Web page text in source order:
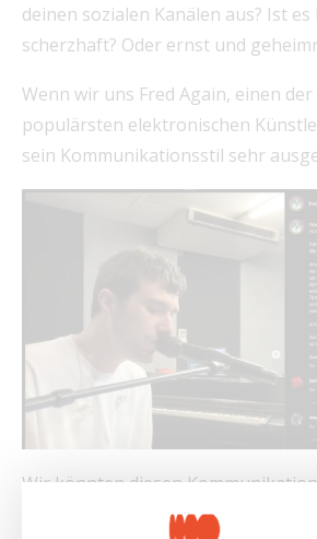
deinen sozialen Kanälen aus? Ist
scherzhaft? Oder ernst und
Wenn wir uns Fred Again, einen
populärsten elektronischen
sein Kommunikationsstil sehr
Wir könnten diesen
„aufgeregt“, „roh“ und „ungefiltert“